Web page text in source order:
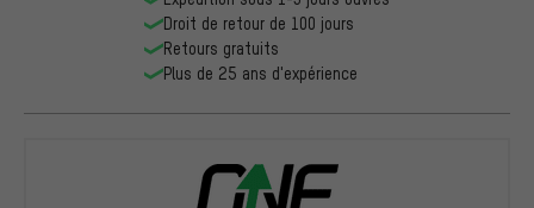
Droit de retour de 100 jours
Retours gratuits
Plus de 25 ans d'expérience